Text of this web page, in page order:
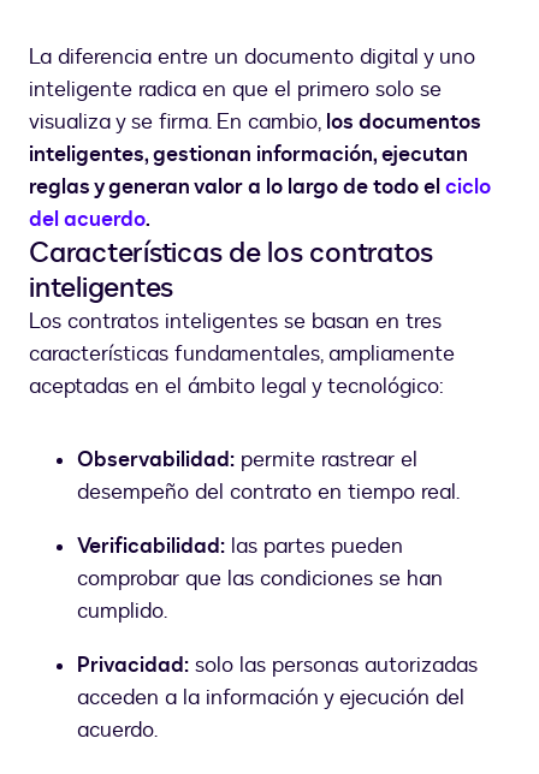
La diferencia entre un documento digital y uno
inteligente radica en que el primero solo se
visualiza y se firma. En cambio, los documentos
inteligentes, gestionan información, ejecutan
reglas y generan valor a lo largo de todo elciclo
del acuerdo.
Características de los contratos
inteligentes
Los contratos inteligentes se basan en tres
características fundamentales, ampliamente
aceptadas en el ámbito legal y tecnológico:
Observabilidad: permite rastrear el
desempeño del contrato en tiempo real.
Verificabilidad: las partes pueden
comprobar que las condiciones se han
cumplido.
Privacidad: solo las personas autorizadas
acceden a la información y ejecución del
acuerdo.